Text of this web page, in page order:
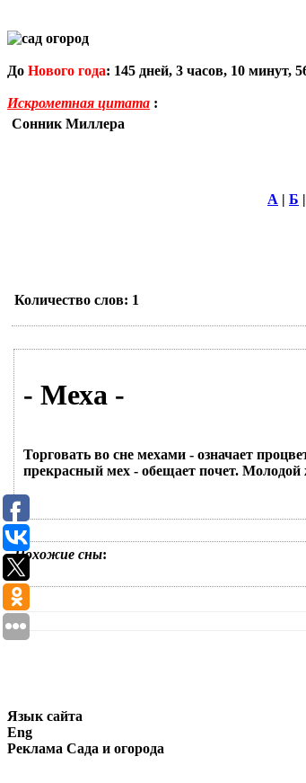
До Нового года: 145 дней, 3 часов, 10 минут,
Искрометная цитата :
Сонник Миллера
А | Б |
Количество слов: 1
- Меха -
Торговать во сне мехами - означает
прекрасный мех - обещает почет. Молодой
Похожие сны:
Язык сайта
Eng
Реклама Сада и огорода